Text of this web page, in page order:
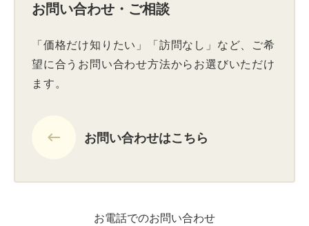
お問い合わせ・ご相談
「価格だけ知りたい」「訪問なし」など、ご希
望に合うお問い合わせ方法からお選びいただけ
ます。
keyboard_backspace お問い合わせはこちら
お電話でのお問い合わせ